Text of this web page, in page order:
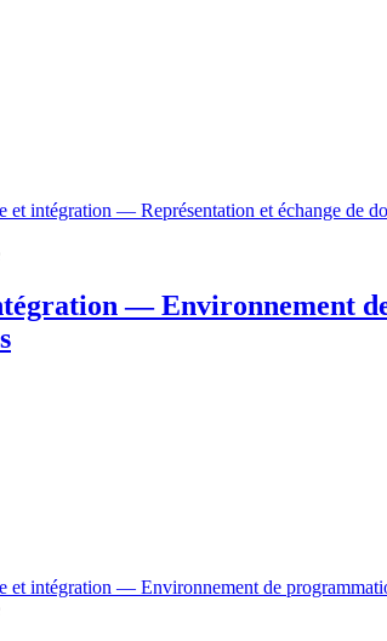
et intégration — Représentation et échange
— Environnement
et intégration — Environnement de